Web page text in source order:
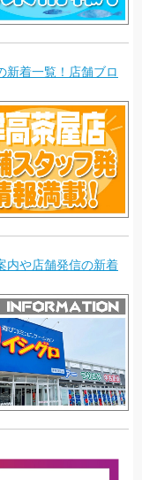
新着一覧！店舗ブロ
内や店舗発信の新着